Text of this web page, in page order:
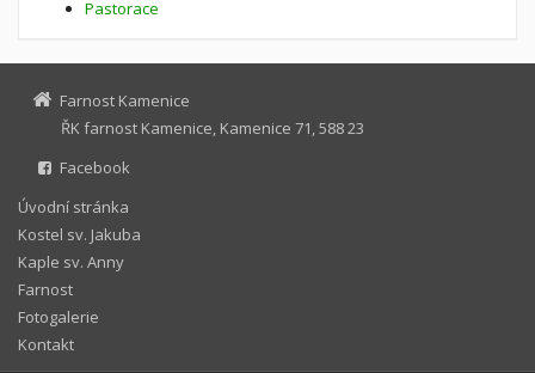
Pastorace
Farnost Kamenice
ŘK farnost Kamenice, Kamenice 71, 588 23
Facebook
Úvodní stránka
Kostel sv. Jakuba
Kaple sv. Anny
Farnost
Fotogalerie
Kontakt